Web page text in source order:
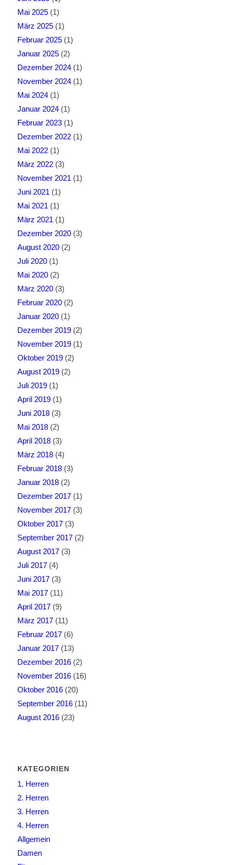
Mai 2025(1)
März 2025(1)
Februar 2025(1)
Januar 2025(2)
Dezember 2024(1)
November 2024(1)
Mai 2024(1)
Januar 2024(1)
Februar 2023(1)
Dezember 2022(1)
Mai 2022(1)
März 2022(3)
November 2021(1)
Juni 2021(1)
Mai 2021(1)
März 2021(1)
Dezember 2020(3)
August 2020(2)
Juli 2020(1)
Mai 2020(2)
März 2020(3)
Februar 2020(2)
Januar 2020(1)
Dezember 2019(2)
November 2019(1)
Oktober 2019(2)
August 2019(2)
Juli 2019(1)
April 2019(1)
Juni 2018(3)
Mai 2018(2)
April 2018(3)
März 2018(4)
Februar 2018(3)
Januar 2018(2)
Dezember 2017(1)
November 2017(3)
Oktober 2017(3)
September 2017(2)
August 2017(3)
Juli 2017(4)
Juni 2017(3)
Mai 2017(11)
April 2017(9)
März 2017(11)
Februar 2017(6)
Januar 2017(13)
Dezember 2016(2)
November 2016(16)
Oktober 2016(20)
September 2016(11)
August 2016(23)
KATEGORIEN
1. Herren
2. Herren
3. Herren
4. Herren
Allgemein
Damen